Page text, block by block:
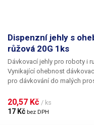
Dispenzní jehly s
růžová 20G 1ks
Dávkovací jehly pro roboty i
Vynikající ohebnost
pro dávkování do malých
popřípadě hrozí poškození
jehly.
20,57 Kč / ks
17 Kč bez DPH